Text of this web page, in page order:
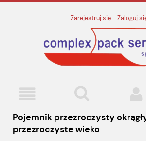
Zarejestruj się Zaloguj
Pojemnik przezroczysty
przezroczyste wieko